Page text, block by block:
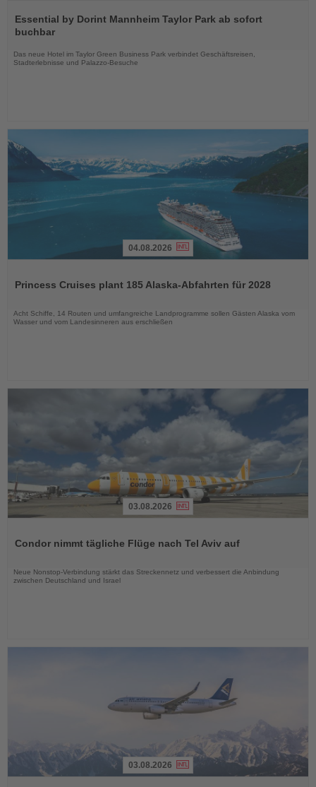
Sie
die
Essential by Dorint Mannheim Taylor Park ab sofort
buchbar
Das neue Hotel im Taylor Green Business Park verbindet Geschäftsreisen,
Stadterlebnisse und Palazzo-Besuche
die
04.08.2026
Princess Cruises plant 185 Alaska-Abfahrten für 2028
Acht Schiffe, 14 Routen und umfangreiche Landprogramme sollen Gästen Alaska vom
Wasser und vom Landesinneren aus erschließen
die
03.08.2026
Condor nimmt tägliche Flüge nach Tel Aviv auf
Neue Nonstop-Verbindung stärkt das Streckennetz und verbessert die Anbindung
zwischen Deutschland und Israel
03.08.2026